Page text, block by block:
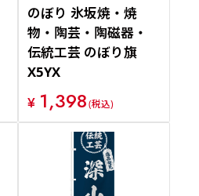
のぼり 氷坂焼・焼
物・陶芸・陶磁器・
伝統工芸 のぼり旗
X5YX
¥ 1,398(税込)